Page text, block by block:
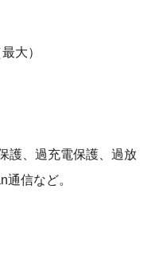
大）
護、過充電保護、過放
信など。